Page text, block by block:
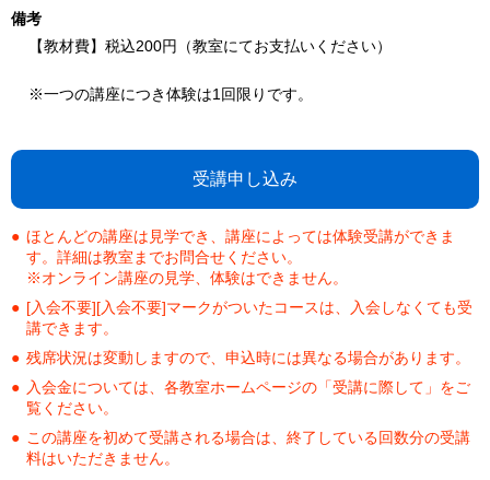
備考
【教材費】税込200円（教室にてお支払いください）
※一つの講座につき体験は1回限りです。
受講申し込み
ほとんどの講座は見学でき、講座によっては体験受講ができま
す。詳細は教室までお問合せください。
※オンライン講座の見学、体験はできません。
[入会不要][入会不要]マークがついたコースは、入会しなくても受
講できます。
残席状況は変動しますので、申込時には異なる場合があります。
入会金については、各教室ホームページの「受講に際して」をご
覧ください。
この講座を初めて受講される場合は、終了している回数分の受講
料はいただきません。